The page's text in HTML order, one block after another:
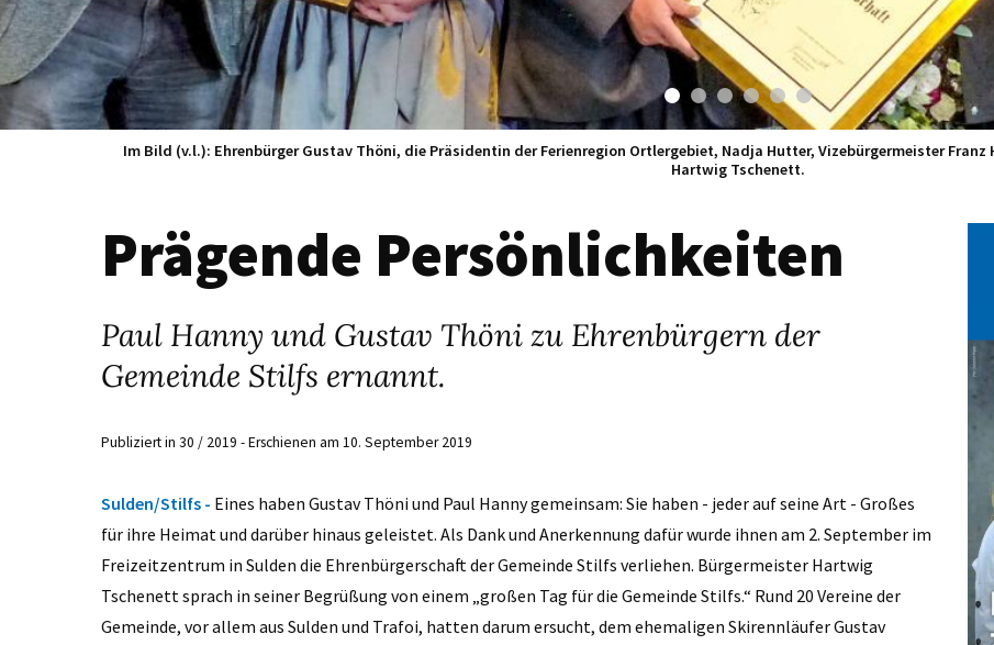
Gruppenbild mit den neuen Ehrenbürgern.
Prägende Persönlichkeiten
Paul Hanny und Gustav Thöni zu Ehrenbürgern der
Gemeinde Stilfs ernannt.
Publiziert in 30 / 2019 - Erschienen am 10. September 2019
Sulden/Stilfs - Eines haben Gustav Thöni und Paul Hanny gemeinsam: Sie haben - jeder auf seine Art - Großes
für ihre Heimat und darüber hinaus geleistet. Als Dank und Anerkennung dafür wurde ihnen am 2. September im
Freizeitzentrum in Sulden die Ehrenbürgerschaft der Gemeinde Stilfs verliehen. Bürgermeister Hartwig
Tschenett sprach in seiner Begrüßung von einem „großen Tag für die Gemeinde Stilfs.“ Rund 20 Vereine der
Gemeinde, vor allem aus Sulden und Trafoi, hatten darum ersucht, dem ehemaligen Skirennläufer Gustav